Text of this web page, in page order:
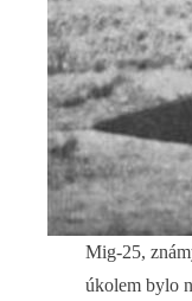
Mig-25,
úkolem bylo